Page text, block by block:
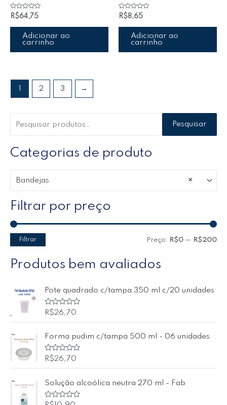
Avaliação
0
de
R$64,75
Adicionar ao
carrinho
Avaliação
0
de
R$8,65
Adicionar ao
carrinho
1 2 3 →
Pesquisar
Categorias de produto
×
Bandejas
Filtrar por preço
Filtrar Preço: R$0 — R$200
Produtos bem avaliados
Pote quadrado c/tampa 350 ml c/20 unidades
A
a
i
a
ç
ã
0
e
5
R$26,70
Forma pudim c/tampa 500 ml - 06 unidades
A
i
a
ç
R$26,70
Solução alcoólica neutra 270 ml - Fab